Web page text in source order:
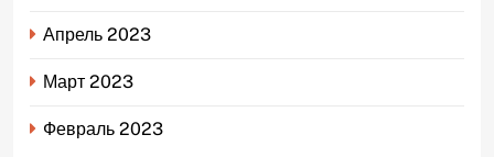
Апрель 2023
Март 2023
Февраль 2023